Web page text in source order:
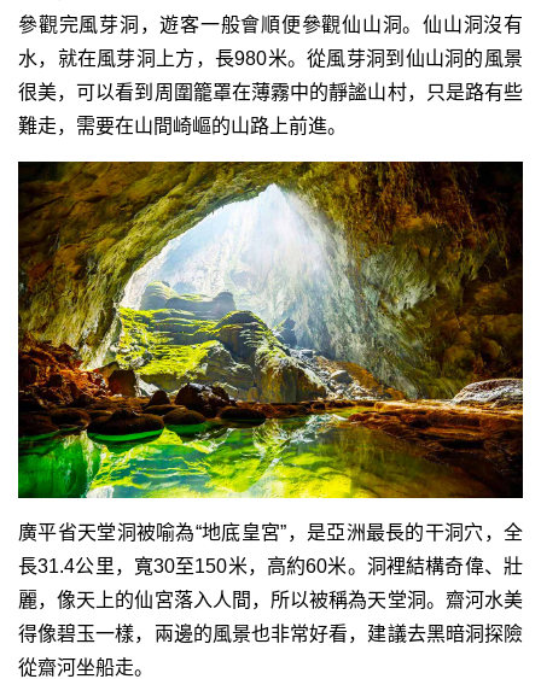
參觀完風芽洞，遊客一般會順便參觀仙山洞。仙山洞沒有
水，就在風芽洞上方，長980米。從風芽洞到仙山洞的風景
很美，可以看到周圍籠罩在薄霧中的靜謐山村，只是路有些
難走，需要在山間崎嶇的山路上前進。
廣平省天堂洞被喻為“地底皇宮”，是亞洲最長的干洞穴，全
長31.4公里，寬30至150米，高約60米。洞裡結構奇偉、壯
麗，像天上的仙宮落入人間，所以被稱為天堂洞。齋河水美
得像碧玉一樣，兩邊的風景也非常好看，建議去黑暗洞探險
從齋河坐船走。